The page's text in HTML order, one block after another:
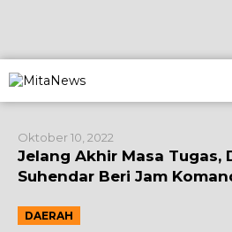
ke
konten
Oktober 10, 2022
Jelang Akhir Masa Tugas,
Suhendar Beri Jam
DAERAH